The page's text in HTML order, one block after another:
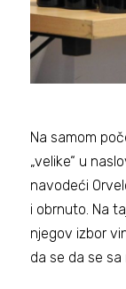
Na samom
„velike“ u
navodeći
i obrnuto. Na
njegov izbor
da se da se sa